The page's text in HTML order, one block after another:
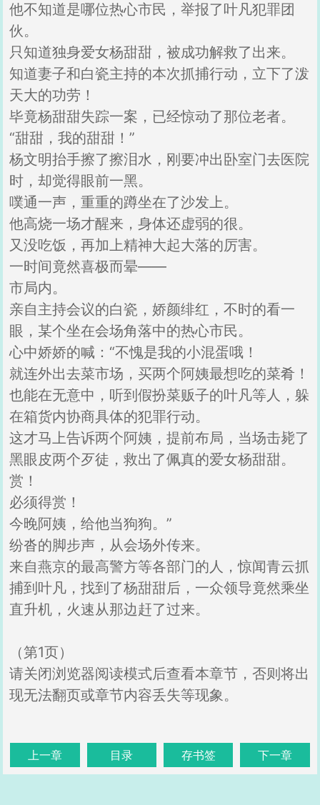
他不知道是哪位热心市民，举报了叶凡犯罪团
伙。
只知道独身爱女杨甜甜，被成功解救了出来。
知道妻子和白瓷主持的本次抓捕行动，立下了泼
天大的功劳！
毕竟杨甜甜失踪一案，已经惊动了那位老者。
“甜甜，我的甜甜！”
杨文明抬手擦了擦泪水，刚要冲出卧室门去医院
时，却觉得眼前一黑。
噗通一声，重重的蹲坐在了沙发上。
他高烧一场才醒来，身体还虚弱的很。
又没吃饭，再加上精神大起大落的厉害。
一时间竟然喜极而晕——
市局内。
亲自主持会议的白瓷，娇颜绯红，不时的看一
眼，某个坐在会场角落中的热心市民。
心中娇娇的喊：“不愧是我的小混蛋哦！
就连外出去菜市场，买两个阿姨最想吃的菜肴！
也能在无意中，听到假扮菜贩子的叶凡等人，躲
在箱货内协商具体的犯罪行动。
这才马上告诉两个阿姨，提前布局，当场击毙了
黑眼皮两个歹徒，救出了佩真的爱女杨甜甜。
赏！
必须得赏！
今晚阿姨，给他当狗狗。”
纷沓的脚步声，从会场外传来。
来自燕京的最高警方等各部门的人，惊闻青云抓
捕到叶凡，找到了杨甜甜后，一众领导竟然乘坐
直升机，火速从那边赶了过来。
（第1页）
请关闭浏览器阅读模式后查看本章节，否则将出
现无法翻页或章节内容丢失等现象。
上一章 目录 存书签 下一章